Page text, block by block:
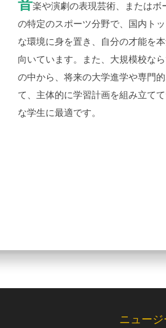
音楽や演劇の表現芸術、またはボ
の特定のスポーツ分野で、国内ト
な環境に身を置き、自分の才能を
向いています。また、大規模校な
の中から、将来の大学進学や専門
て、主体的に学習計画を組み立て
な学生に最適です。
ニュー